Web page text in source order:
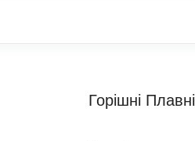
Горішні Плавні